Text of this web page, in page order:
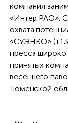
компания
«Интер РАО».
охвата
«СУЭНКО»
пресса
принятых
весеннего
Тюменской